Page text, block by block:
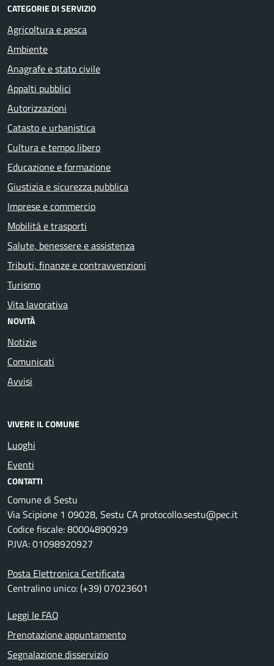
CATEGORIE DI SERVIZIO
Agricoltura e pesca
Ambiente
Anagrafe e stato civile
Appalti pubblici
Autorizzazioni
Catasto e urbanistica
Cultura e tempo libero
Educazione e formazione
Giustizia e sicurezza pubblica
Imprese e commercio
Mobilità e trasporti
Salute, benessere e assistenza
Tributi, finanze e contravvenzioni
Turismo
Vita lavorativa
NOVITÀ
Notizie
Comunicati
Avvisi
VIVERE IL COMUNE
Luoghi
Eventi
CONTATTI
Comune di Sestu
Via Scipione 1 09028, Sestu CA protocollo.sestu@pec.it
Codice fiscale: 80004890929
P.IVA: 01098920927
Posta Elettronica Certificata
Centralino unico: (+39) 07023601
Leggi le FAQ
Prenotazione appuntamento
Segnalazione disservizio